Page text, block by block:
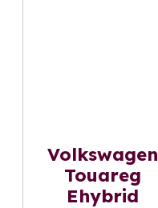
Volkswagen
Touareg
Ehybrid